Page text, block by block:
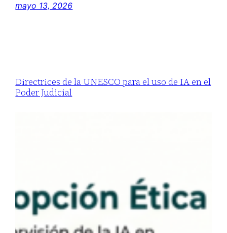
mayo 13, 2026
Directrices de la UNESCO para el uso de IA en el
Poder Judicial